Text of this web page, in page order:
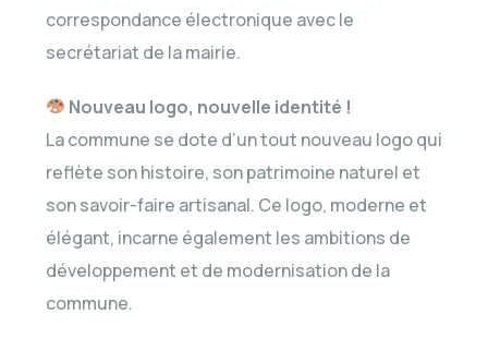
correspondance électronique avec le
secrétariat de la mairie.
Nouveau logo, nouvelle identité !
La commune se dote d’un tout nouveau logo qui
reflète son histoire, son patrimoine naturel et
son savoir-faire artisanal. Ce logo, moderne et
élégant, incarne également les ambitions de
développement et de modernisation de la
commune.